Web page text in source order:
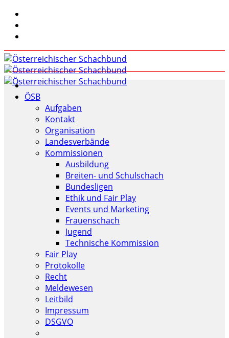
ÖSB
Aufgaben
Kontakt
Organisation
Landesverbände
Kommissionen
Ausbildung
Breiten- und Schulschach
Bundesligen
Ethik und Fair Play
Events und Marketing
Frauenschach
Jugend
Technische Kommission
Fair Play
Protokolle
Recht
Meldewesen
Leitbild
Impressum
DSGVO